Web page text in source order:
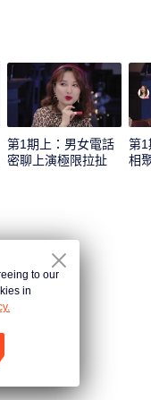
第1期上：男女電話
密聊上演極限拉扯
第1
相
to our
in